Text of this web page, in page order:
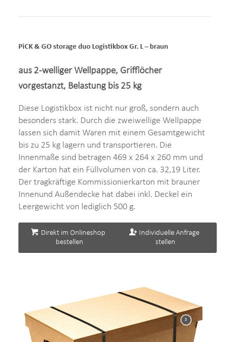
PiCK & GO storage duo Logistikbox Gr. L – braun
aus 2-welliger Wellpappe, Grifflöcher
vorgestanzt, Belastung bis 25 kg
Diese Logistikbox ist nicht nur groß, sondern auch
besonders stark. Durch die zweiwellige Wellpappe
lassen sich damit Waren mit einem Gesamtgewicht
bis zu 25 kg lagern und transportieren. Die
Innenmaße sind betragen 469 x 264 x 260 mm und
der Karton hat ein Füllvolumen von ca. 32,19 Liter.
Der tragkräftige Kommissionierkarton mit brauner
Innenund Außendecke hat dabei inkl. Deckel ein
Leergewicht von lediglich 500 g.
Direkt im Onlineshop
bestellen
Individuelle Anfrage
stellen
3